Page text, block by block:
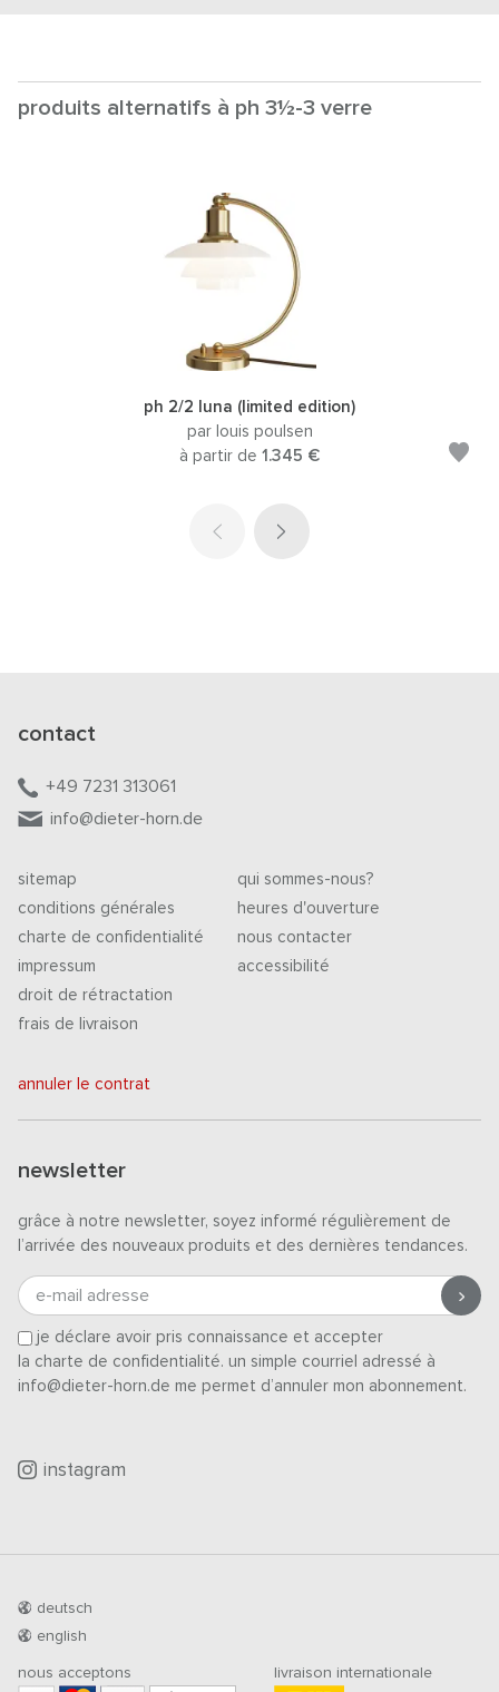
produits alternatifs à ph 3½-3 verre
ph 2/2 luna (limited edition)
par louis poulsen
à partir de 1.345 €
contact
+49 7231 313061
info@dieter-horn.de
sitemap
conditions générales
charte de confidentialité
impressum
droit de rétractation
frais de livraison
qui sommes-nous?
heures d'ouverture
nous contacter
accessibilité
annuler le contrat
newsletter
grâce à notre newsletter, soyez informé régulièrement de
l’arrivée des nouveaux produits et des dernières tendances.
e-mail adresse
je déclare avoir pris connaissance et accepter
la charte de confidentialité. un simple courriel adressé à
info@dieter-horn.de me permet d’annuler mon abonnement.
instagram
deutsch
english
nous acceptons livraison internationale